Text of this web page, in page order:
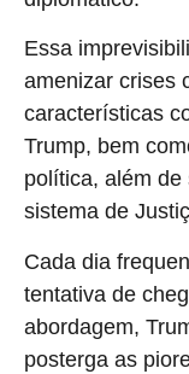
Essa
amenizar crises
características
Trump, bem
política, além
sistema de
Cada dia
tentativa de
abordagem,
posterga as